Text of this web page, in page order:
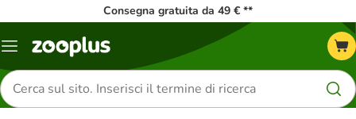
Consegna gratuita da 49 € **
Overview
Cerca
prodotti